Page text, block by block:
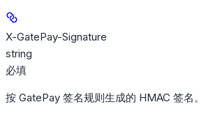
X-GatePay-Signature
string
必填
按 GatePay 签名规则生成的 HMAC 签名。